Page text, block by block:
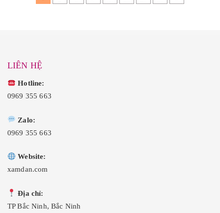
.
t
à
t
LIÊN HỆ
Hotline:
0969 355 663
Zalo:
0969 355 663
Website:
xamdan.com
Địa chỉ:
TP Bắc Ninh, Bắc Ninh